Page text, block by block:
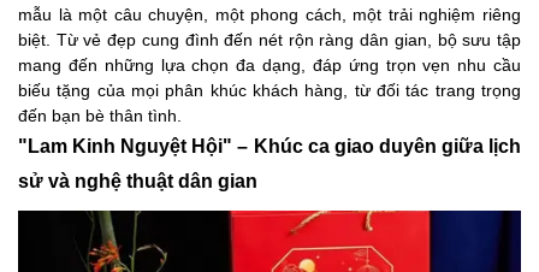
mẫu là một câu chuyện, một phong cách, một trải nghiệm riêng
biệt. Từ vẻ đẹp cung đình đến nét rộn ràng dân gian, bộ sưu tập
mang đến những lựa chọn đa dạng, đáp ứng trọn vẹn nhu cầu
biếu tặng của mọi phân khúc khách hàng, từ đối tác trang trọng
đến bạn bè thân tình.
"Lam Kinh Nguyệt Hội" – Khúc ca giao duyên giữa lịch
sử và nghệ thuật dân gian